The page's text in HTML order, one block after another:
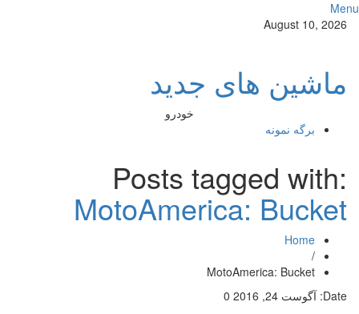
August 10, 2026
ماشین های جدید
خودرو
برگه نمونه
Posts tagged with:
MotoAmerica: Bucket
Home
/
MotoAmerica: Bucket
Date: آگوست 24, 2016 0